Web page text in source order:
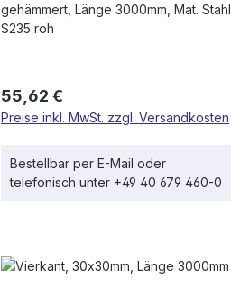
gehämmert, Länge 3000mm, Mat. Stahl
S235 roh
Regulärer Preis:
55,62 €
Preise inkl. MwSt. zzgl. Versandkosten
Bestellbar per E-Mail oder
telefonisch unter +49 40 679 460-0